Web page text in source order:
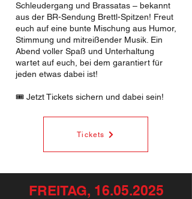
Schleudergang und Brassatas – bekannt
aus der BR-Sendung Brettl-Spitzen! Freut
euch auf eine bunte Mischung aus Humor,
Stimmung und mitreißender Musik. Ein
Abend voller Spaß und Unterhaltung
wartet auf euch, bei dem garantiert für
jeden etwas dabei ist!
🎟 Jetzt Tickets sichern und dabei sein!
Tickets
FREITAG, 16.05.2025